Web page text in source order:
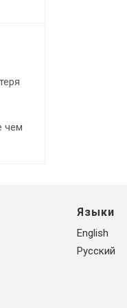
чем
Языки
English
Русский